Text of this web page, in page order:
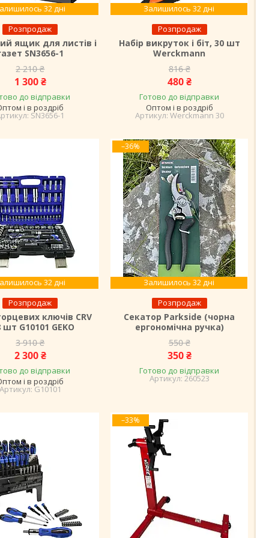
32 дні
Розпродаж
ящик для листів і
SN3656-1
2 210 ₴
1 300 ₴
до відправки
і в роздріб
SN3656-1
Залишилось 32 дні
Розпродаж
Набір викруток і біт, 30 шт
Werckmann
816 ₴
480 ₴
Готово до відправки
Оптом і в роздріб
Werckmann 30
32 дні
Розпродаж
ключів CRV
шт G10101 GEKO
3 910 ₴
2 300 ₴
до відправки
і в роздріб
G10101
–36%
Залишилось 32 дні
Розпродаж
Секатор Parkside (чорна
ергономічна ручка)
550 ₴
350 ₴
Готово до відправки
260523
–33%